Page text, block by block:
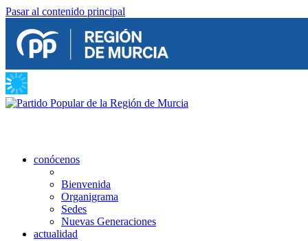
Pasar al contenido principal
conócenos
Bienvenida
Organigrama
Sedes
Nuevas Generaciones
actualidad